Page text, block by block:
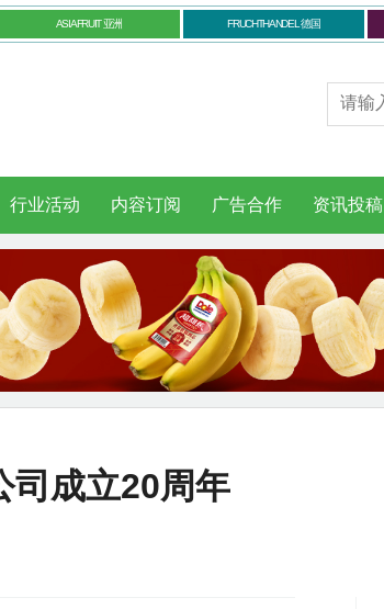
ASIAFRUIT 亚洲 FRUCHTHANDEL 德国
行业活动 内容订阅 广告合作 资讯投稿
司成立20周年